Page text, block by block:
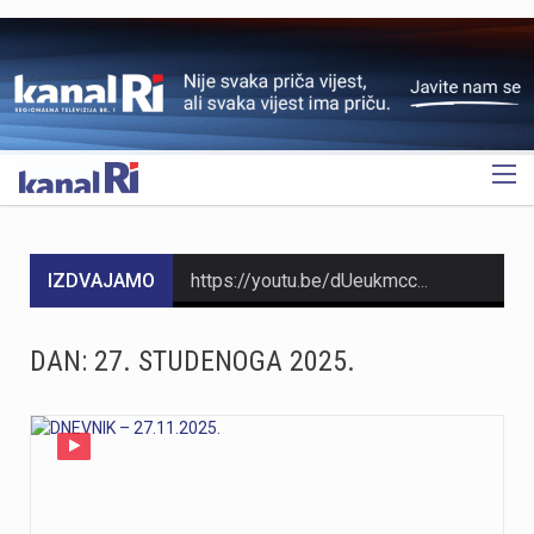
OGLAS
IZDVAJAMO
DAN: 27. STUDENOGA 2025.